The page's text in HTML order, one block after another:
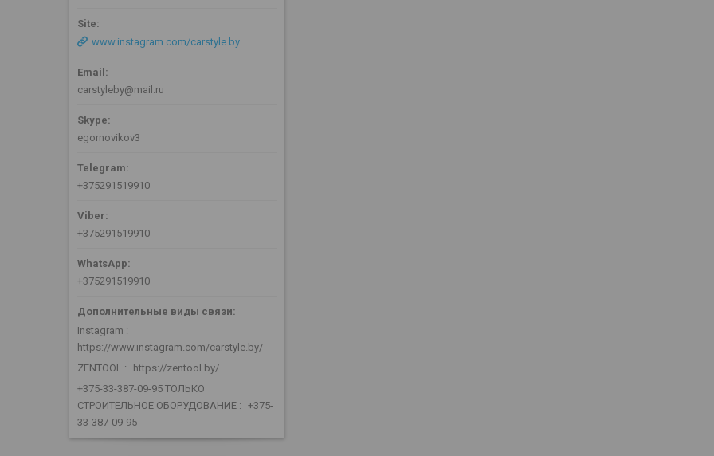
www.instagram.com/carstyle.by
carstyleby@mail.ru
egornovikov3
+375291519910
+375291519910
+375291519910
Instagram
https://www.instagram.com/carstyle.by/
ZENTOOL
https://zentool.by/
+375-33-387-09-95 ТОЛЬКО
СТРОИТЕЛЬНОЕ ОБОРУДОВАНИЕ
+375-
33-387-09-95